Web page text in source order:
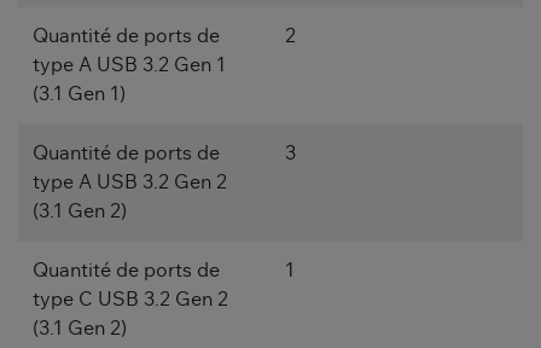
Quantité de ports de
type A USB 3.2 Gen 1
(3.1 Gen 1)
2
Quantité de ports de
type A USB 3.2 Gen 2
(3.1 Gen 2)
3
Quantité de ports de
type C USB 3.2 Gen 2
(3.1 Gen 2)
1